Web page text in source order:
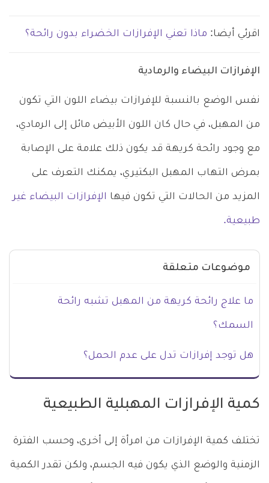
اقرئي أيضا: ماذا تعني الإفرازات الخضراء بدون رائحة؟
الإفرازات البيضاء والرمادية
نفس الوضع بالنسبة للإفرازات بيضاء اللون التي تكون
من المهبل، في حال كان اللون الأبيض مائل إلى الرمادي،
مع وجود رائحة كريهة قد يكون ذلك علامة على الإصابة
بمرض التهاب المهبل البكتيري، يمكنك التعرف على
المزيد من الحالات التي تكون فيها الإفرازات البيضاء غير
طبيعية.
موضوعات متعلقة
ما علاج رائحة كريهة من المهبل تشبه رائحة
السمك؟
هل توجد إفرازات تدل على عدم الحمل؟
كمية الإفرازات المهبلية الطبيعية
تختلف كمية الإفرازات من امرأة إلى أخرى، وحسب الفترة
الزمنية والوضع الذي يكون فيه الجسم، ولكن تقدر الكمية